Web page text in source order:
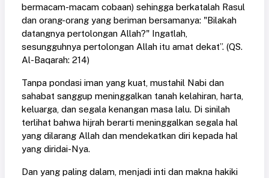
bermacam-macam cobaan) sehingga berkatalah Rasul
dan orang-orang yang beriman bersamanya: "Bilakah
datangnya pertolongan Allah?" Ingatlah,
sesungguhnya pertolongan Allah itu amat dekat”. (QS.
Al-Baqarah: 214)
Tanpa pondasi iman yang kuat, mustahil Nabi dan
sahabat sanggup meninggalkan tanah kelahiran, harta,
keluarga, dan segala kenangan masa lalu. Di sinilah
terlihat bahwa hijrah berarti meninggalkan segala hal
yang dilarang Allah dan mendekatkan diri kepada hal
yang diridai-Nya.
Dan yang paling dalam, menjadi inti dan makna hakiki